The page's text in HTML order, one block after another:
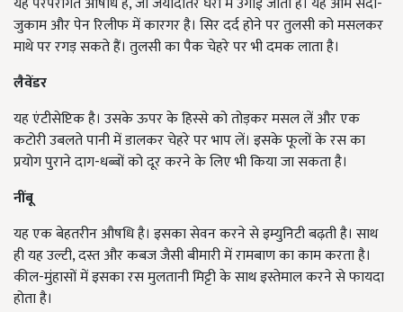
जुकाम और पेन रिलीफ में कारगर है। सिर दर्द होने पर तुलसी को मसलकर
माथे पर रगड़ सकते हैं। तुलसी का पैक चेहरे पर भी दमक लाता है।
लैवेंडर
यह एंटीसेप्टिक है। उसके ऊपर के हिस्से को तोड़कर मसल लें और एक
कटोरी उबलते पानी में डालकर चेहरे पर भाप लें। इसके फूलों के रस का
प्रयोग पुराने दाग-धब्बों को दूर करने के लिए भी किया जा सकता है।
नींबू
यह एक बेहतरीन औषधि है। इसका सेवन करने से इम्युनिटी बढ़ती है। साथ
ही यह उल्टी, दस्त और कबज जैसी बीमारी में रामबाण का काम करता है।
कील-मुंहासों में इसका रस मुलतानी मिट्टी के साथ इस्तेमाल करने से फायदा
होता है।